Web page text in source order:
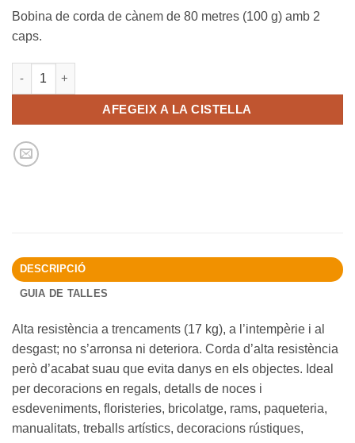
Bobina de corda de cànem de 80 metres (100 g) amb 2
caps.
quantitat de BOBINA DE CORDA CÀNEM APLI 100 G. 2 CAPS
AFEGEIX A LA CISTELLA
DESCRIPCIÓ
GUIA DE TALLES
Alta resistència a trencaments (17 kg), a l’intempèrie i al
desgast; no s’arronsa ni deteriora. Corda d’alta resistència
però d’acabat suau que evita danys en els objectes. Ideal
per decoracions en regals, detalls de noces i
esdeveniments, floristeries, bricolatge, rams, paqueteria,
manualitats, treballs artístics, decoracions rústiques,